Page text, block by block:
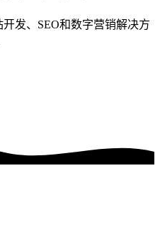
发、SEO和数字营销解决方